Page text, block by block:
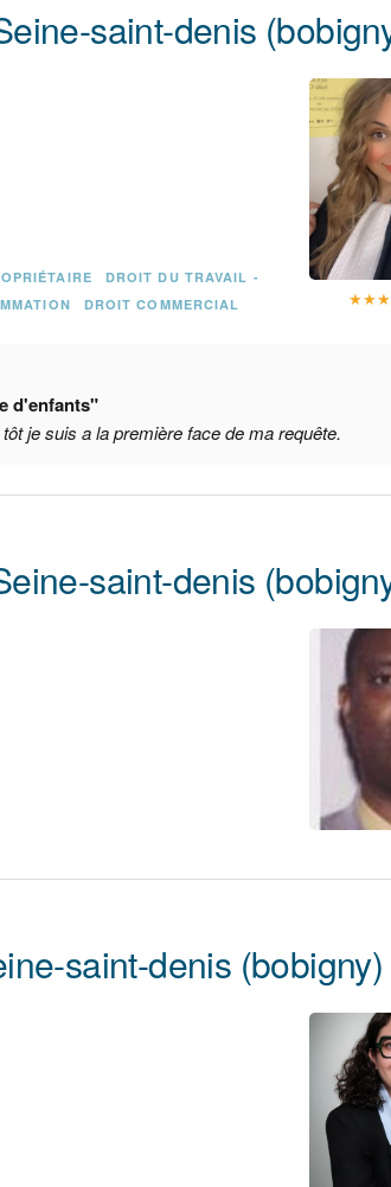
saint-denis
★★★
DROIT DU TRAVAIL -
DROIT COMMERCIAL
d'enfants"
je suis a la première face de ma requête.
saint-denis
saint-denis (bobigny)